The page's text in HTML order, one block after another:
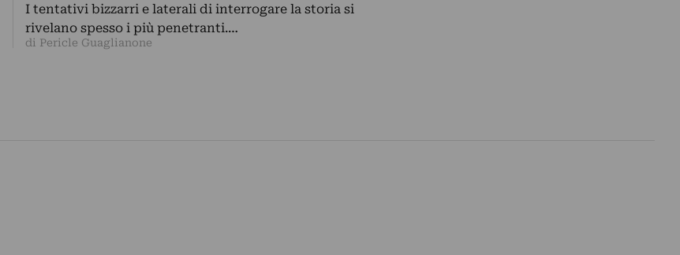
I tentativi bizzarri e laterali di interrogare la storia si
rivelano spesso i più penetranti.…
di Pericle Guaglianone